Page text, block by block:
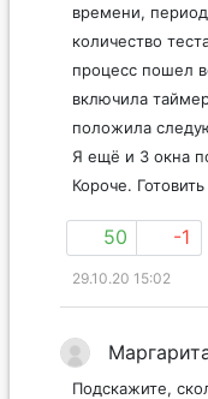
времени,
количество
процесс пошел
включила
положила
Я ещё и 3 окна
Короче.
50 -1
29.10.20 15:02
Подскажите,